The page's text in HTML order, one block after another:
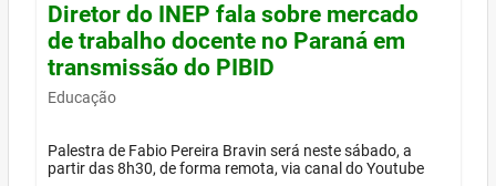
Diretor do INEP fala sobre mercado
de trabalho docente no Paraná em
transmissão do PIBID
Educação
Palestra de Fabio Pereira Bravin será neste sábado, a
partir das 8h30, de forma remota, via canal do Youtube